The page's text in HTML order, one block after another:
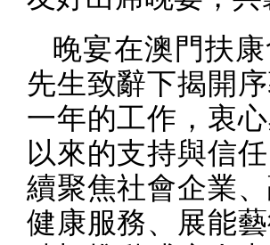
晚宴在澳門扶
先生致辭下揭開
一年的工作，衷
以來的支持與信
續聚焦社會企業
健康服務、展能